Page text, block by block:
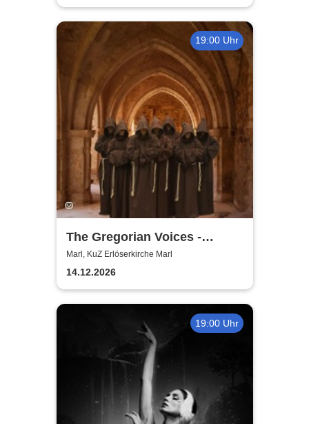
Rock`n´Roll Show
19:00 Uhr
The Gregorian Voices -
Gregorianik zur
Weihnachtszeit
Marl, KuZ Erlöserkirche Marl
14.12.2026
19:00 Uhr